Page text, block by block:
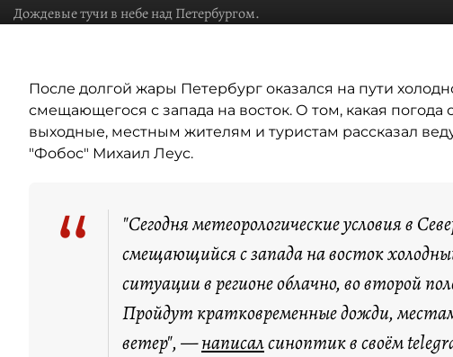
Дождевые тучи в небе над Петербургом.
После долгой жары Петербург оказался на пути
смещающегося с запада на восток. О том, какая
выходные, местным жителям и туристам рассказал
"Фобос" Михаил Леус.
“
"Сегодня метеорологические условия в
смещающийся с запада на восток
ситуации в регионе облачно, во второй
Пройдут кратковременные дожди,
ветер", —написалсиноптик в своём